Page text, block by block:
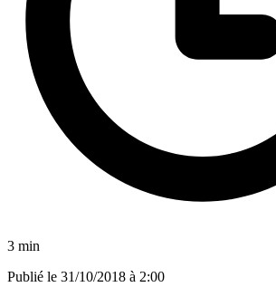
3 min
Publié le 31/10/2018 à 2:00